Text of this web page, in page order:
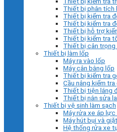
Thiết bị phân tích
Thiết bị kiểm tra
Thiết bị kiểm tra
Thiết bị hỗ trợ
Thiết bị kiểm tra
Thiết bị cân trọng
Thiết bị làm lốp
Máy ra vào lốp
Máy cân bằng lốp
Thiết bị kiểm tra
Cầu nâng kiểm
Thiết bị tiện láng
Thiết bị nắn sửa
Thiết bị vệ sinh làm sạch
Máy rửa xe áp lực
Máy hút bụi và
Hệ thống rửa xe